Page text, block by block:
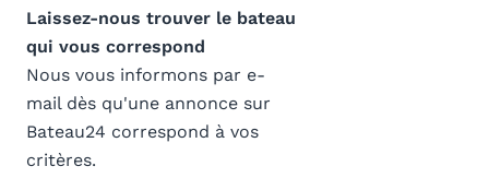
Laissez-nous trouver le bateau
qui vous correspond
Nous vous informons par e-
mail dès qu'une annonce sur
Bateau24 correspond à vos
critères.